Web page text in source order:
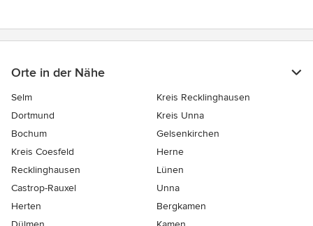
Orte in der Nähe
Selm
Kreis Recklinghausen
Dortmund
Kreis Unna
Bochum
Gelsenkirchen
Kreis Coesfeld
Herne
Recklinghausen
Lünen
Castrop-Rauxel
Unna
Herten
Bergkamen